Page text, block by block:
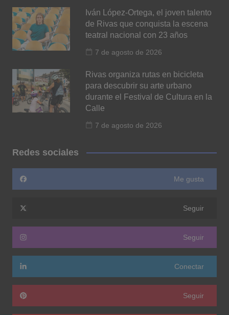
Iván López-Ortega, el joven talento
de Rivas que conquista la escena
teatral nacional con 23 años
7 de agosto de 2026
Rivas organiza rutas en bicicleta
para descubrir su arte urbano
durante el Festival de Cultura en la
Calle
7 de agosto de 2026
Redes sociales
Me gusta
Seguir
Seguir
Conectar
Seguir